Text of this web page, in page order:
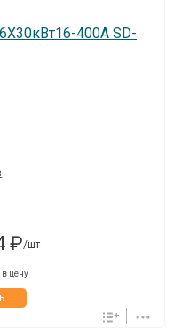
400А SD-
₽/шт
цену